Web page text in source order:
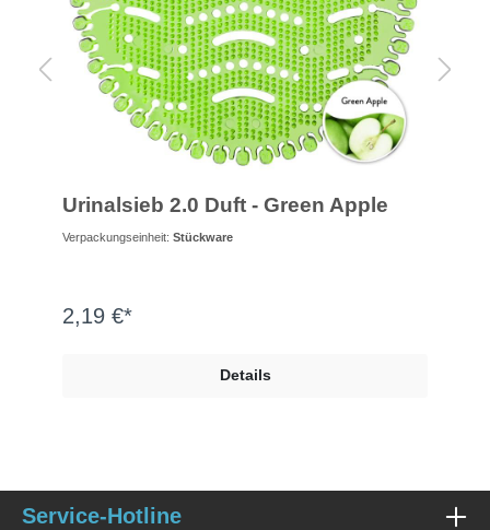
Urinalsieb 2.0 Duft - Green Apple
Verpackungseinheit: Stückware
2,19 €*
Details
Service-Hotline